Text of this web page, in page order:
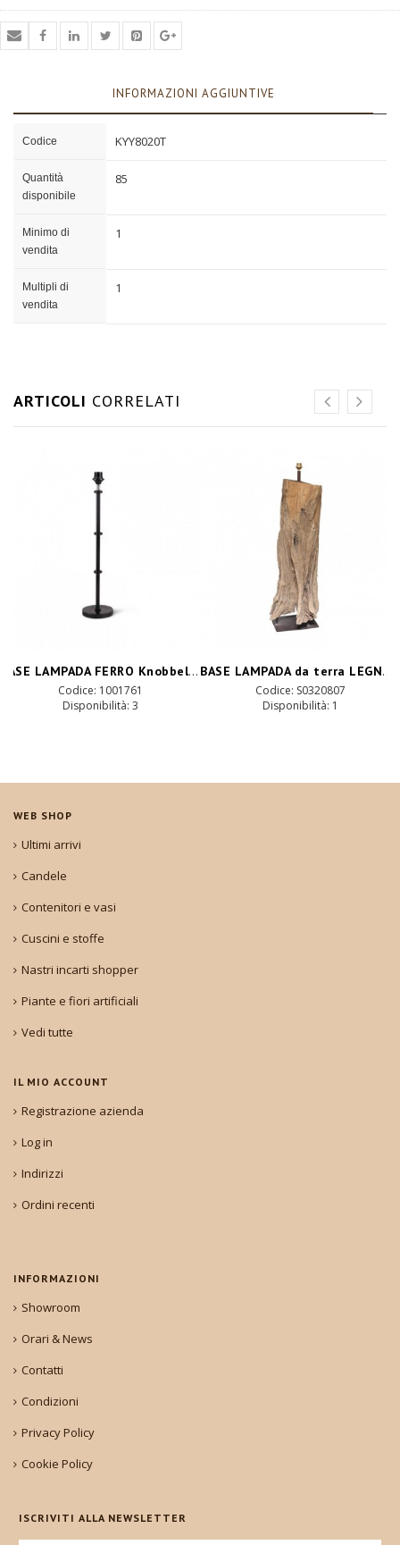
INFORMAZIONI AGGIUNTIVE
Codice KYY8020T
Quantità
disponibile
85
Minimo di
vendita
1
Multipli di
vendita
1
ARTICOLI CORRELATI
BASE LAMPADA FERRO Knobbel D16 H70-nero
Codice: 1001761
Disponibilità: 3
BASE LAMPADA da terra LEGNO 20XH80
Codice: S0320807
Disponibilità: 1
WEB SHOP
Ultimi arrivi
Candele
Contenitori e vasi
Cuscini e stoffe
Nastri incarti shopper
Piante e fiori artificiali
Vedi tutte
IL MIO ACCOUNT
Registrazione azienda
Log in
Indirizzi
Ordini recenti
INFORMAZIONI
Showroom
Orari & News
Contatti
Condizioni
Privacy Policy
Cookie Policy
ISCRIVITI ALLA NEWSLETTER